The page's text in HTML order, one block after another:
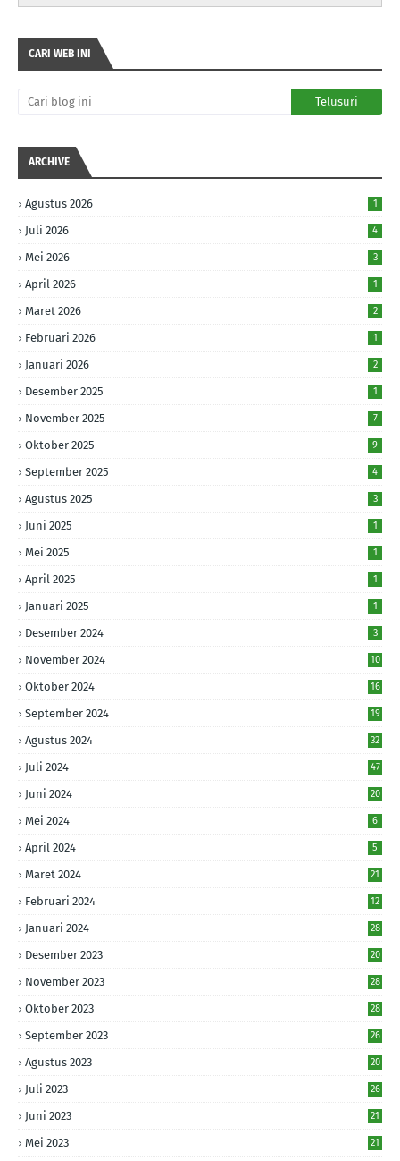
CARI WEB INI
ARCHIVE
Agustus 2026 1
Juli 2026 4
Mei 2026 3
April 2026 1
Maret 2026 2
Februari 2026 1
Januari 2026 2
Desember 2025 1
November 2025 7
Oktober 2025 9
September 2025 4
Agustus 2025 3
Juni 2025 1
Mei 2025 1
April 2025 1
Januari 2025 1
Desember 2024 3
November 2024 10
Oktober 2024 16
September 2024 19
Agustus 2024 32
Juli 2024 47
Juni 2024 20
Mei 2024 6
April 2024 5
Maret 2024 21
Februari 2024 12
Januari 2024 28
Desember 2023 20
November 2023 28
Oktober 2023 28
September 2023 26
Agustus 2023 20
Juli 2023 26
Juni 2023 21
Mei 2023 21